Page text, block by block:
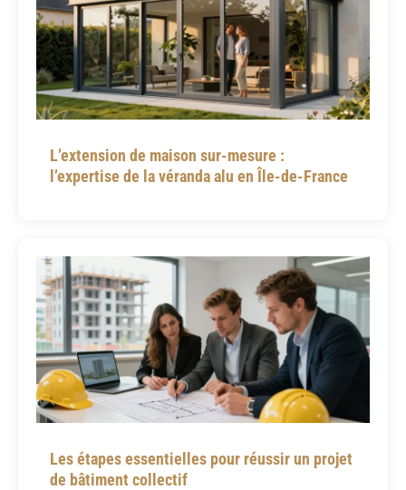
L’extension de maison sur-mesure :
l’expertise de la véranda alu en Île-de-France
Les étapes essentielles pour réussir un projet
de bâtiment collectif